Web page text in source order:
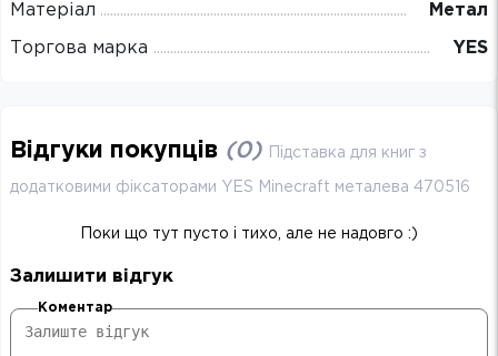
Матеріал Метал
Торгова марка YES
Відгуки покупців (0) Підставка для книг з
додатковими фіксаторами YES Minecraft металева 470516
Поки що тут пусто і тихо, але не надовго :)
Залишити відгук
Коментар